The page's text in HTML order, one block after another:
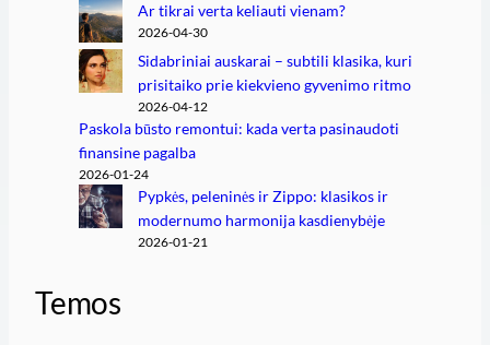
Ar tikrai verta keliauti vienam?
2026-04-30
Sidabriniai auskarai – subtili klasika, kuri
prisitaiko prie kiekvieno gyvenimo ritmo
2026-04-12
Paskola būsto remontui: kada verta pasinaudoti
finansine pagalba
2026-01-24
Pypkės, peleninės ir Zippo: klasikos ir
modernumo harmonija kasdienybėje
2026-01-21
Temos